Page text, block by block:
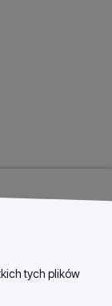
tych plików